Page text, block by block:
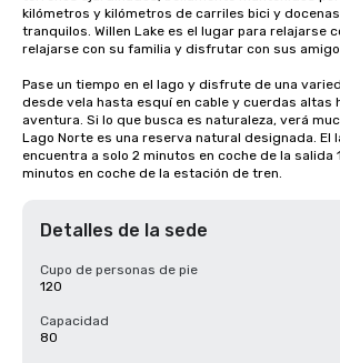
kilómetros y kilómetros de carriles bici y
tranquilos. Willen Lake es el lugar para relajarse
relajarse con su familia y disfrutar con sus
Pase un tiempo en el lago y disfrute de una
desde vela hasta esquí en cable y cuerdas altas
aventura. Si lo que busca es naturaleza, verá
Lago Norte es una reserva natural designada. El
encuentra a solo 2 minutos en coche de la salida
minutos en coche de la estación de tren.
Detalles de la sede
Cupo de personas de pie
120
Capacidad
80